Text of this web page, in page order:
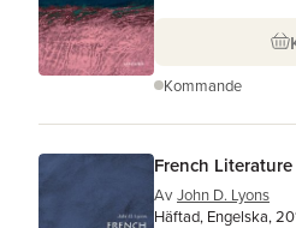
Kommande
French Literature
Av John D. Lyons
Häftad, Engelska,